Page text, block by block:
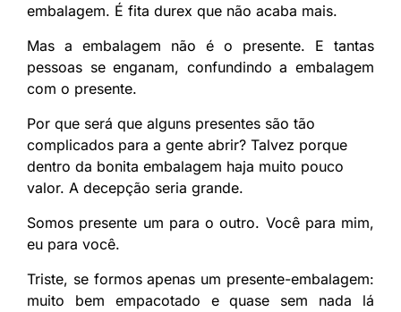
embalagem. É fita durex que não acaba mais.
Mas a embalagem não é o presente. E tantas
pessoas se enganam, confundindo a embalagem
com o presente.
Por que será que alguns presentes são tão
complicados para a gente abrir? Talvez porque
dentro da bonita embalagem haja muito pouco
valor. A decepção seria grande.
Somos presente um para o outro. Você para mim,
eu para você.
Triste, se formos apenas um presente-embalagem:
muito bem empacotado e quase sem nada lá